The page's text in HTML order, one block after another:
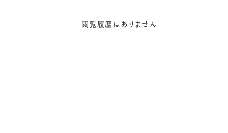
閲覧履歴はありません